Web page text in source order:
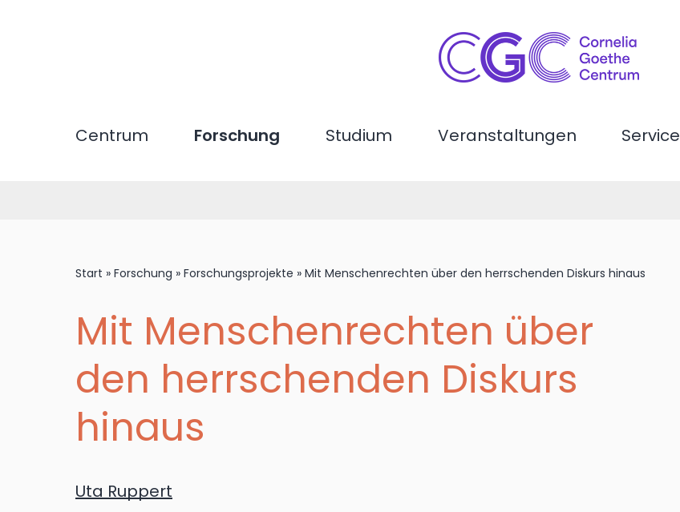
Centrum Forschung Studium Veranstaltungen Service
Start » Forschung » Forschungsprojekte » Mit Menschenrechten über den herrschenden Diskurs hinaus
Mit Menschenrechten über
den herrschenden Diskurs
hinaus
Uta Ruppert